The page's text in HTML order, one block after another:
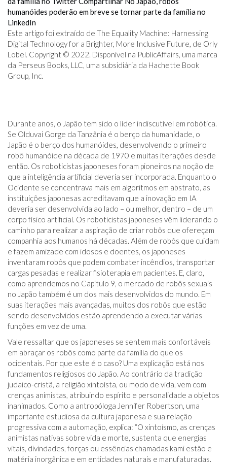
humanóides poderão em breve se tornar parte da família no
LinkedIn
Este artigo foi extraído de The Equality Machine: Harnessing
Digital Technology for a Brighter, More Inclusive Future, de Orly
Lobel. Copyright © 2022. Disponível na PublicAffairs, uma marca
da Perseus Books, LLC, uma subsidiária da Hachette Book
Group, Inc.
Durante anos, o Japão tem sido o líder indiscutível em robótica.
Se Olduvai Gorge da Tanzânia é o berço da humanidade, o
Japão é o berço dos humanóides, desenvolvendo o primeiro
robô humanóide na década de 1970 e muitas iterações desde
então. Os roboticistas japoneses foram pioneiros na noção de
que a inteligência artificial deveria ser incorporada. Enquanto o
Ocidente se concentrava mais em algoritmos em abstrato, as
instituições japonesas acreditavam que a inovação em IA
deveria ser desenvolvida ao lado – ou melhor, dentro – de um
corpo físico artificial. Os roboticistas japoneses vêm liderando o
caminho para realizar a aspiração de criar robôs que ofereçam
companhia aos humanos há décadas. Além de robôs que cuidam
e fazem amizade com idosos e doentes, os japoneses
inventaram robôs que podem combater incêndios, transportar
cargas pesadas e realizar fisioterapia em pacientes. E, claro,
como aprendemos no Capítulo 9, o mercado de robôs sexuais
no Japão também é um dos mais desenvolvidos do mundo. Em
suas iterações mais avançadas, muitos dos robôs que estão
sendo desenvolvidos estão aprendendo a executar várias
funções em vez de uma.
Vale ressaltar que os japoneses se sentem mais confortáveis ​​
em abraçar os robôs como parte da família do que os
ocidentais. Por que este é o caso? Uma explicação está nos
fundamentos religiosos do Japão. Ao contrário da tradição
judaico-cristã, a religião xintoísta, ou modo de vida, vem com
crenças animistas, atribuindo espírito e personalidade a objetos
inanimados. Como a antropóloga Jennifer Robertson, uma
importante estudiosa da cultura japonesa e sua relação
progressiva com a automação, explica: “O xintoísmo, as crenças
animistas nativas sobre vida e morte, sustenta que energias
vitais, divindades, forças ou essências chamadas kami estão e
matéria inorgânica e em entidades naturais e manufaturadas.